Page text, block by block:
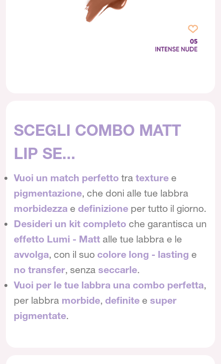
SCEGLI COMBO MATT
LIP SE...
Vuoi un match perfetto tra texture e
pigmentazione, che doni alle tue labbra
morbidezza e definizione per tutto il giorno.
Desideri un kit completo che garantisca un
effetto Lumi - Matt alle tue labbra e le
avvolga, con il suo colore long - lasting e
no transfer, senza seccarle.
Vuoi per le tue labbra una combo perfetta,
per labbra morbide, definite e super
pigmentate.